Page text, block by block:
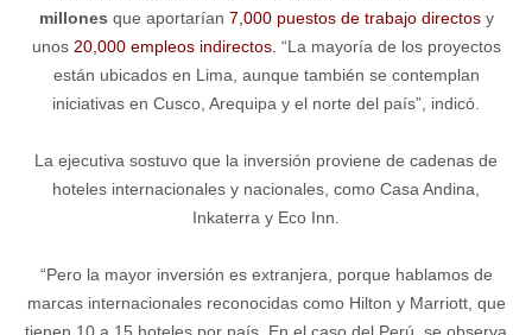
millones que aportarían 7,000 puestos de trabajo directosy
unos 20,000 empleos indirectos. “La mayoría de los proyectos
están ubicados en Lima, aunque también se contemplan
iniciativas en Cusco, Arequipa y el norte del país”, indicó.
La ejecutiva sostuvo que la inversión proviene de cadenas de
hoteles internacionales y nacionales, como Casa Andina,
Inkaterra y Eco Inn.
“Pero la mayor inversión es extranjera, porque hablamos de
marcas internacionales reconocidas como Hilton y Marriott, que